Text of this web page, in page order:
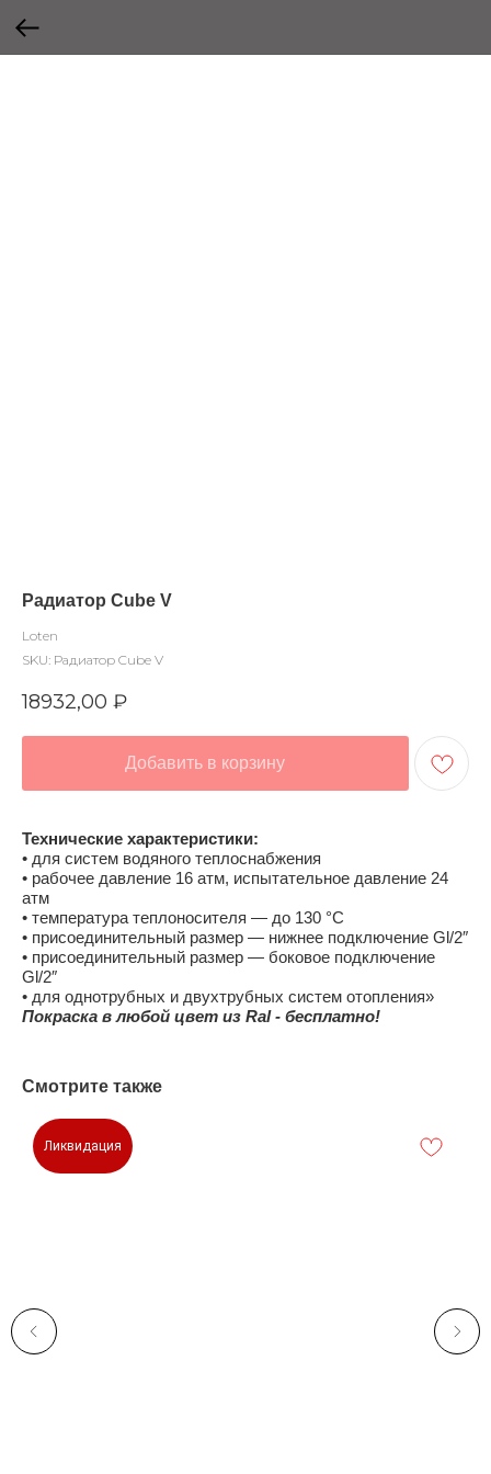
Радиатор Cube V
Loten
SKU: Радиатор Cube V
18932,00 ₽
Добавить в корзину
Технические характеристики:
• для систем водяного теплоснабжения
• рабочее давление 16 атм, испытательное давление 24
атм
• температура теплоносителя — до 130 °С
• присоединительный размер — нижнее подключение Gl/2″
• присоединительный размер — боковое подключение
Gl/2″
• для однотрубных и двухтрубных систем отопления»
Покраска в любой цвет из Ral - бесплатно!
Смотрите также
Ликвидация